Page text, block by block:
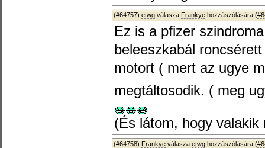
(#64757) etwg válasza Frankye hozzászólására (
Ez is a pfizer
beleeszkabál
motort ( mert az ugye
megtáltosodik. ( meg
(És látom, hogy valakik
(#64758) Frankye válasza etwg hozzászólására (